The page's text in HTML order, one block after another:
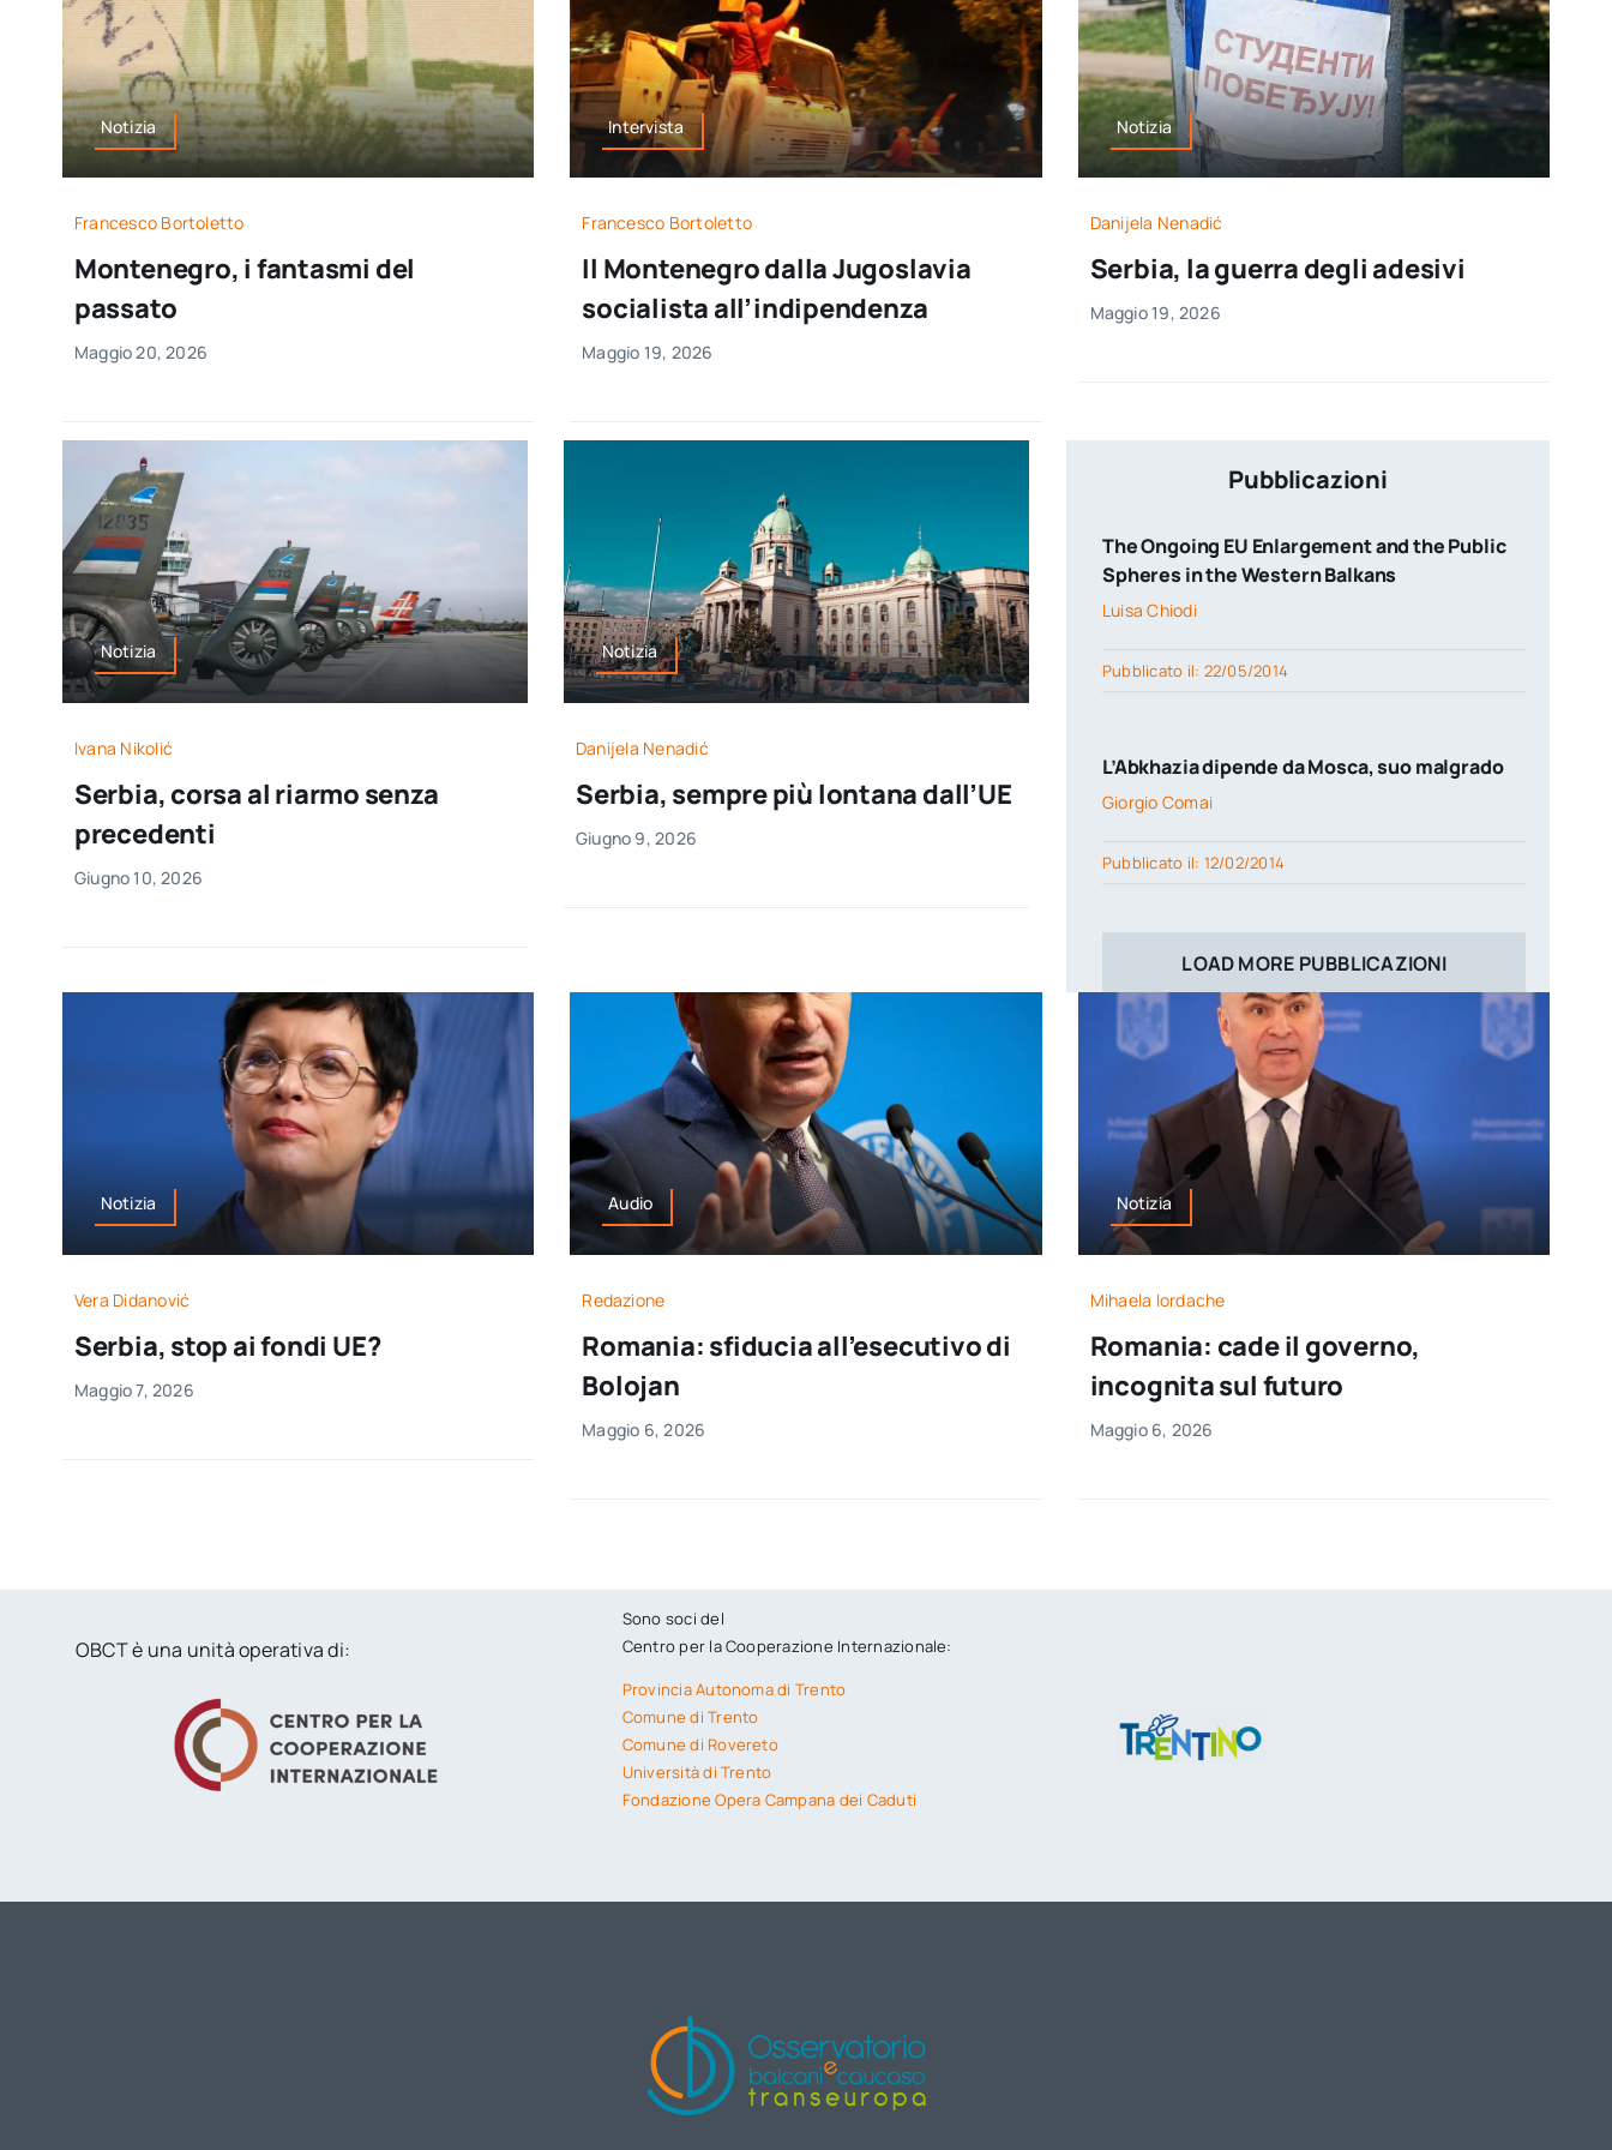
Notizia
Francesco Bortoletto
Montenegro, i fantasmi del
passato
Maggio 20, 2026
Intervista
Francesco Bortoletto
Il Montenegro dalla Jugoslavia
socialista all’indipendenza
Maggio 19, 2026
Notizia
Danijela Nenadić
Serbia, la guerra degli adesivi
Maggio 19, 2026
Notizia
Ivana Nikolić
Serbia, corsa al riarmo senza
precedenti
Giugno 10, 2026
Notizia
Danijela Nenadić
Serbia, sempre più lontana dall’UE
Giugno 9, 2026
Pubblicazioni
The Ongoing EU Enlargement and the Public
Spheres in the Western Balkans
Luisa Chiodi
Pubblicato il: 22/05/2014
L’Abkhazia dipende da Mosca, suo malgrado
Giorgio Comai
Pubblicato il: 12/02/2014
LOAD MORE PUBBLICAZIONI
Notizia
Vera Didanović
Serbia, stop ai fondi UE?
Maggio 7, 2026
Audio
Redazione
Romania: sfiducia all’esecutivo di
Bolojan
Maggio 6, 2026
Notizia
Mihaela Iordache
Romania: cade il governo,
incognita sul futuro
Maggio 6, 2026
OBCT è una unità operativa di:
Sono soci del
Centro per la Cooperazione Internazionale:
Provincia Autonoma di Trento
Comune di Trento
Comune di Rovereto
Università di Trento
Fondazione Opera Campana dei Caduti